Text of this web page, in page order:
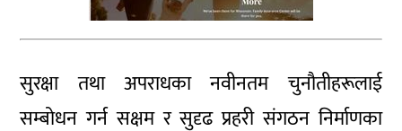
सुरक्षा तथा अपराधका नवीनतम चुनौतीहरूलाई
सम्बोधन गर्न सक्षम र सुदृढ प्रहरी संगठन निर्माणका